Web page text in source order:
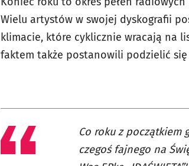
Wielu artystów w swojej dyskografii
klimacie, które cyklicznie wracają na
faktem także postanowili podzielić
Co roku z początkiem
czegoś fajnego na